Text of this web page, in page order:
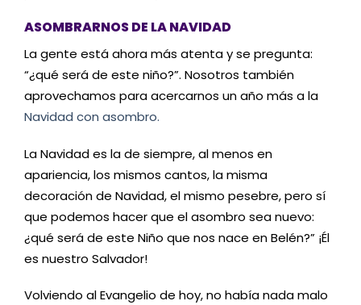
ASOMBRARNOS DE LA NAVIDAD
La gente está ahora más atenta y se pregunta:
“¿qué será de este niño?”. Nosotros también
aprovechamos para acercarnos un año más a la
Navidad con asombro.
La Navidad es la de siempre, al menos en
apariencia, los mismos cantos, la misma
decoración de Navidad, el mismo pesebre, pero sí
que podemos hacer que el asombro sea nuevo:
¿qué será de este Niño que nos nace en Belén?” ¡Él
es nuestro Salvador!
Volviendo al Evangelio de hoy, no había nada malo